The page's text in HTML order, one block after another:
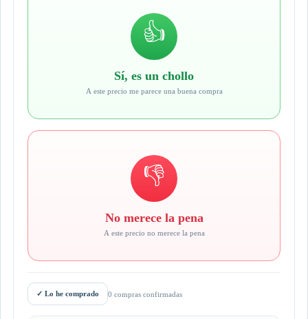
👍
Sí, es un chollo
A este precio me parece una buena compra
👎
No merece la pena
A este precio no merece la pena
✓ Lo he comprado 0 compras confirmadas